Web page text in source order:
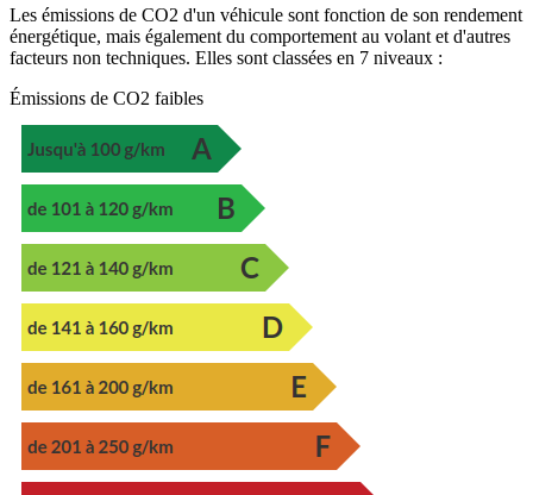
Les émissions de CO2 d'un véhicule sont fonction de son rendement
énergétique, mais également du comportement au volant et d'autres
facteurs non techniques. Elles sont classées en 7 niveaux :
Émissions de CO2 faibles